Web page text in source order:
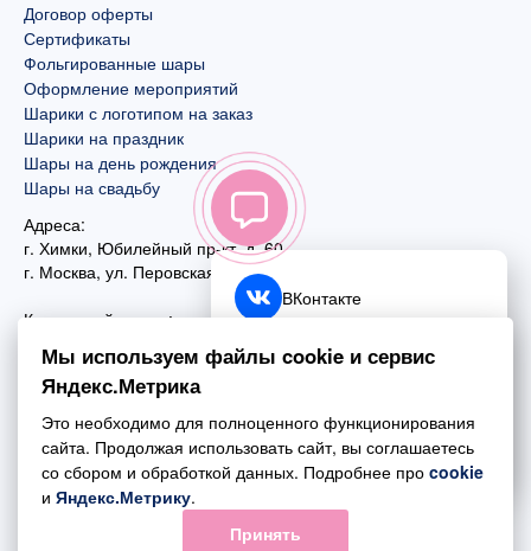
Договор оферты
Сертификаты
Фольгированные шары
Оформление мероприятий
Шарики с логотипом на заказ
Шарики на праздник
Шары на день рождения
Шары на свадьбу
Адреса:
г. Химки, Юбилейный пр-кт, д. 60
г. Москва, ул. Перовская, д. 59
Контактный номер:
+7 (495) 970-44-75
Почта:
mail@esta-fiesta.ru
Режим работы интернет-магазина:
ПН-ВС с 09:00 до 21:00
ВКонтакте
Telegram
Обратный звонок
Мы используем файлы cookie и сервис
Яндекс.Метрика
Это необходимо для полноценного функционирования
сайта. Продолжая использовать сайт, вы соглашаетесь
со сбором и обработкой данных. Подробнее про cookie
и Яндекс.Метрику.
Принять